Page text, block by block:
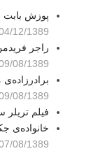
پوزش
12/1389 19:40
راجر
08/1389 14:46
08/1389 09:37
فیلم
خانواده‌ی
08/1389 22:36